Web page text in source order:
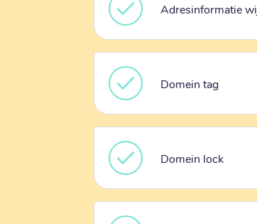
Adresinformatie
Domein tag
Domein lock